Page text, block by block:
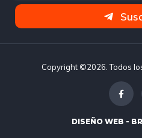
Copyright ©2026. Todos
DISEÑO WEB -